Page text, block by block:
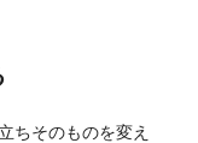
ちそのものを変え